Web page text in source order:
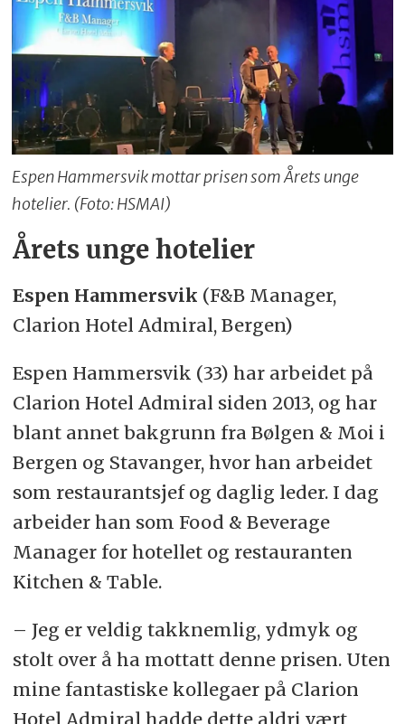
Espen Hammersvik mottar prisen som Årets unge
hotelier. (Foto: HSMAI)
Årets unge hotelier
Espen Hammersvik (F&B Manager,
Clarion Hotel Admiral, Bergen)
Espen Hammersvik (33) har arbeidet på
Clarion Hotel Admiral siden 2013, og har
blant annet bakgrunn fra Bølgen & Moi i
Bergen og Stavanger, hvor han arbeidet
som restaurantsjef og daglig leder. I dag
arbeider han som Food & Beverage
Manager for hotellet og restauranten
Kitchen & Table.
– Jeg er veldig takknemlig, ydmyk og
stolt over å ha mottatt denne prisen. Uten
mine fantastiske kollegaer på Clarion
Hotel Admiral hadde dette aldri vært